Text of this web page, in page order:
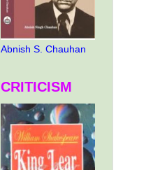
Abnish S. Chauhan
CRITICISM